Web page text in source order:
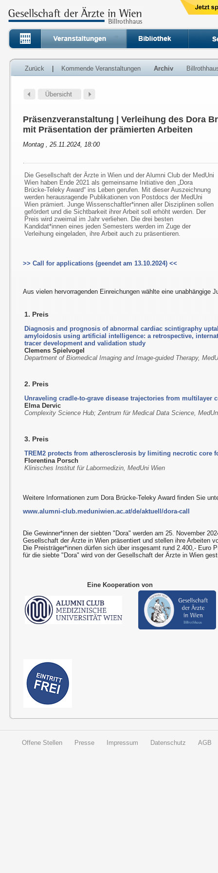
Zurück Kommende Veranstaltungen Archiv
Präsenzveranstaltung | Verleihung des Dora
mit Präsentation der prämierten Arbeiten
Montag , 25.11.2024, 18:00
Die Gesellschaft der Ärzte in Wien und der Alumni Club der MedUni
Wien haben Ende 2021 als gemeinsame Initiative den „Dora
Brücke-Teleky Award“ ins Leben gerufen. Mit dieser Auszeichnung
werden herausragende Publikationen von Postdocs der MedUni
Wien prämiert. Junge Wissenschaftler*innen aller Disziplinen sollen
gefördert und die Sichtbarkeit ihrer Arbeit soll erhöht werden. Der
Preis wird zweimal im Jahr verliehen. Die drei besten
Kandidat*innen eines jeden Semesters werden im Zuge der
Verleihung eingeladen, ihre Arbeit auch zu präsentieren.
>> Call for applications (geendet am 13.10.2024) <<
Aus vielen hervorragenden Einreichungen wählte eine unabhängige
1. Preis
Diagnosis and prognosis of abnormal cardiac scintigraphy
amyloidosis using artificial intelligence: a retrospective,
tracer development and validation study
Clemens Spielvogel
Department of Biomedical Imaging and Image-guided Therapy,
2. Preis
Unraveling cradle-to-grave disease trajectories from multilayer
Elma Dervic
Complexity Science Hub; Zentrum für Medical Data Science,
3. Preis
TREM2 protects from atherosclerosis by limiting necrotic core
Florentina Porsch
Klinisches Institut für Labormedizin, MedUni Wien
Weitere Informationen zum Dora Brücke-Teleky Award finden Sie
www.alumni-club.meduniwien.ac.at/de/aktuell/dora-call
Die Gewinner*innen der siebten "Dora" werden am 25. November
Gesellschaft der Ärzte in Wien präsentiert und stellen ihre Arbeiten
Die Preisträger*innen dürfen sich über insgesamt rund 2.400,- Euro
für die siebte "Dora" wird von der Gesellschaft der Ärzte in Wien
Eine Kooperation von
Offene Stellen Presse Impressum Datenschutz AGB